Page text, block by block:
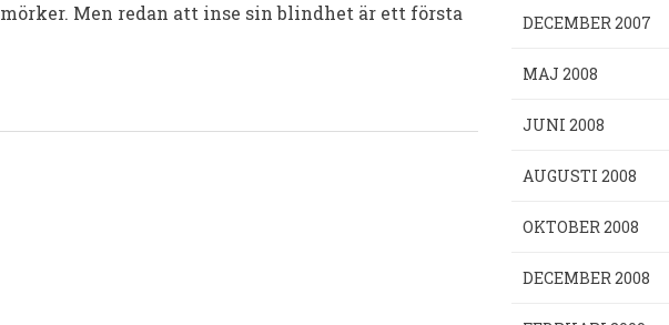
Men redan att inse sin blindhet är ett första
DECEMBER 2007
MAJ 2008
JUNI 2008
AUGUSTI 2008
OKTOBER 2008
DECEMBER 2008